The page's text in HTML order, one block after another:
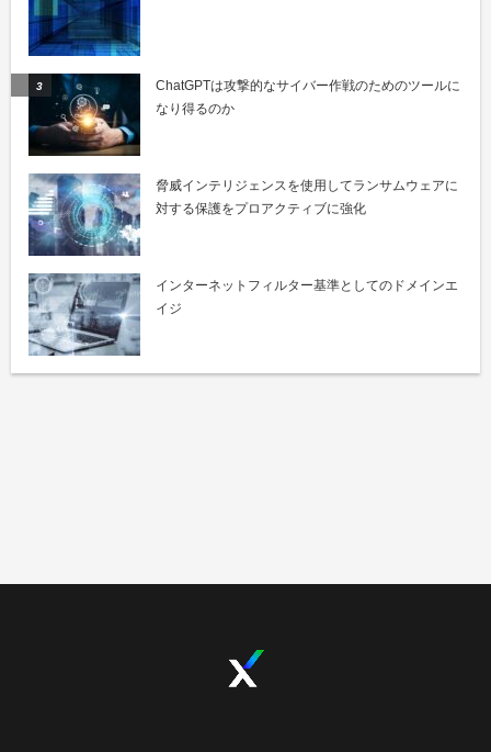
ChatGPTは攻撃的なサイバー作戦のためのツールに
なり得るのか
脅威インテリジェンスを使用してランサムウェアに
対する保護をプロアクティブに強化
インターネットフィルター基準としてのドメインエ
イジ